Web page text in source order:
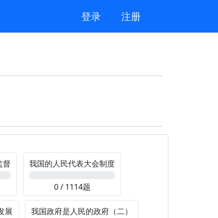
登录 注册
督 我国的人民代表大会制度
0 / 1114题
展 我国政府是人民的政府（二）